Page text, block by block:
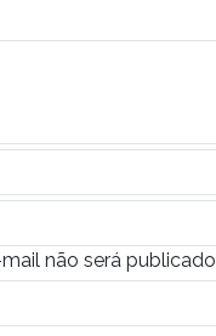
não será publicado